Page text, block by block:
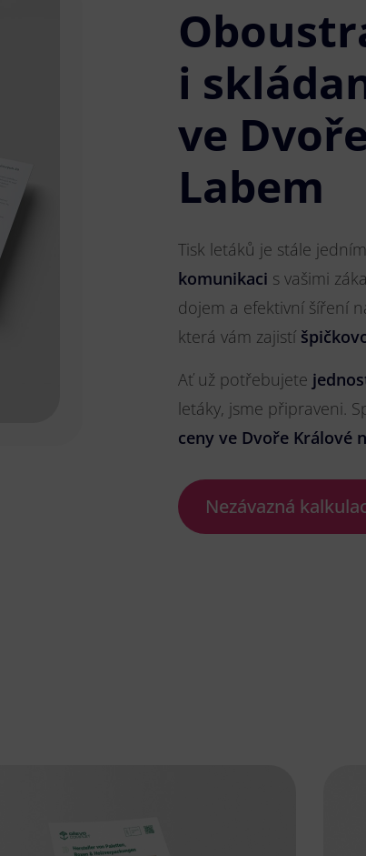
i
ve
Labem
Tisk letáků je stále
komunikaci s vašimi
dojem a efektivní šíření
která vám zajistí
Ať už potřebujete
letáky, jsme připraveni.
ceny ve Dvoře Králové
Nezávazná